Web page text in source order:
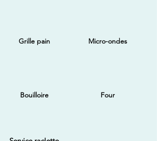
Grille pain
Bouilloire
Micro-ondes
Four